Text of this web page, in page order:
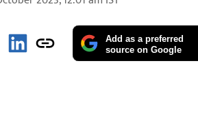
Add as a preferred
source on Google